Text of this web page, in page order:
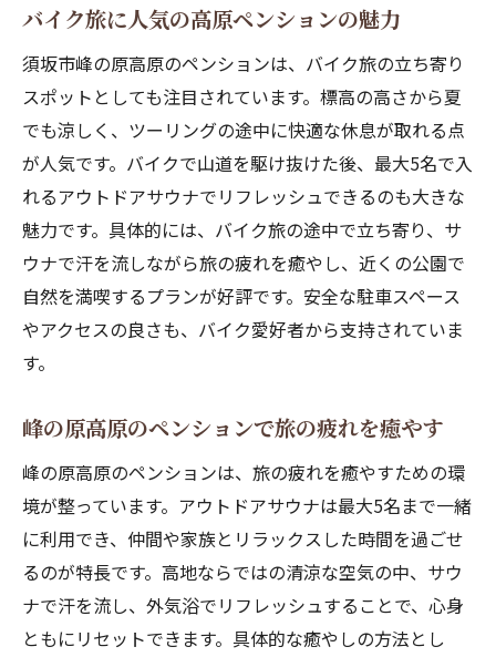
バイク旅に人気の高原ペンションの魅力
須坂市峰の原高原のペンションは、バイク旅の立ち寄り
スポットとしても注目されています。標高の高さから夏
でも涼しく、ツーリングの途中に快適な休息が取れる点
が人気です。バイクで山道を駆け抜けた後、最大5名で入
れるアウトドアサウナでリフレッシュできるのも大きな
魅力です。具体的には、バイク旅の途中で立ち寄り、サ
ウナで汗を流しながら旅の疲れを癒やし、近くの公園で
自然を満喫するプランが好評です。安全な駐車スペース
やアクセスの良さも、バイク愛好者から支持されていま
す。
峰の原高原のペンションで旅の疲れを癒やす
峰の原高原のペンションは、旅の疲れを癒やすための環
境が整っています。アウトドアサウナは最大5名まで一緒
に利用でき、仲間や家族とリラックスした時間を過ごせ
るのが特長です。高地ならではの清涼な空気の中、サウ
ナで汗を流し、外気浴でリフレッシュすることで、心身
ともにリセットできます。具体的な癒やしの方法とし